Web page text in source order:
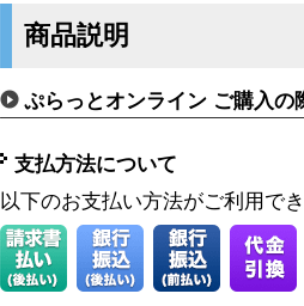
商品説明
ぷらっとオンライン ご購入の
支払方法について
以下のお支払い方法がご利用で